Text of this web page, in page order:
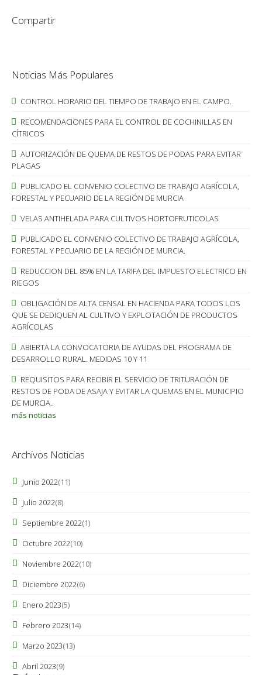
Compartir
Noticias Más Populares
CONTROL HORARIO DEL TIEMPO DE TRABAJO EN EL CAMPO.
RECOMENDACIONES PARA EL CONTROL DE COCHINILLAS EN
CÍTRICOS
AUTORIZACIÓN DE QUEMA DE RESTOS DE PODAS PARA EVITAR
PLAGAS
PUBLICADO EL CONVENIO COLECTIVO DE TRABAJO AGRÍCOLA,
FORESTAL Y PECUARIO DE LA REGIÓN DE MURCIA
VELAS ANTIHELADA PARA CULTIVOS HORTOFRUTICOLAS
PUBLICADO EL CONVENIO COLECTIVO DE TRABAJO AGRÍCOLA,
FORESTAL Y PECUARIO DE LA REGIÓN DE MURCIA.
REDUCCION DEL 85% EN LA TARIFA DEL IMPUESTO ELECTRICO EN
RIEGOS
OBLIGACIÓN DE ALTA CENSAL EN HACIENDA PARA TODOS LOS
QUE SE DEDIQUEN AL CULTIVO Y EXPLOTACIÓN DE PRODUCTOS
AGRÍCOLAS
ABIERTA LA CONVOCATORIA DE AYUDAS DEL PROGRAMA DE
DESARROLLO RURAL. MEDIDAS 10 Y 11
REQUISITOS PARA RECIBIR EL SERVICIO DE TRITURACIÓN DE
RESTOS DE PODA DE ASAJA Y EVITAR LA QUEMAS EN EL MUNICIPIO
DE MURCIA..
más noticias
Archivos Noticias
Junio 2022(11)
Julio 2022(8)
Septiembre 2022(1)
Octubre 2022(10)
Noviembre 2022(10)
Diciembre 2022(6)
Enero 2023(5)
Febrero 2023(14)
Marzo 2023(13)
Abril 2023(9)